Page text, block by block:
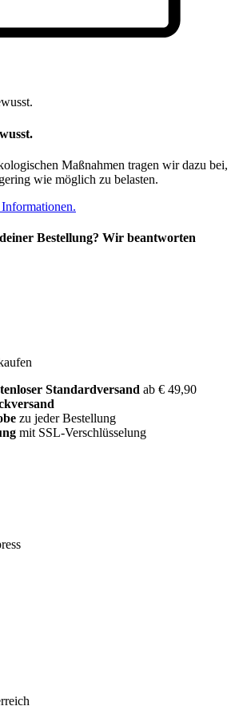
Maßnahmen tragen wir dazu bei,
wie möglich zu belasten.
Bestellung? Wir beantworten
Standardversand ab € 49,90
zu jeder Bestellung
mit SSL-Verschlüsselung